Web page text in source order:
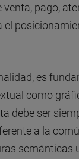
pago,
el
es
como
debe ser
a la
semánticas